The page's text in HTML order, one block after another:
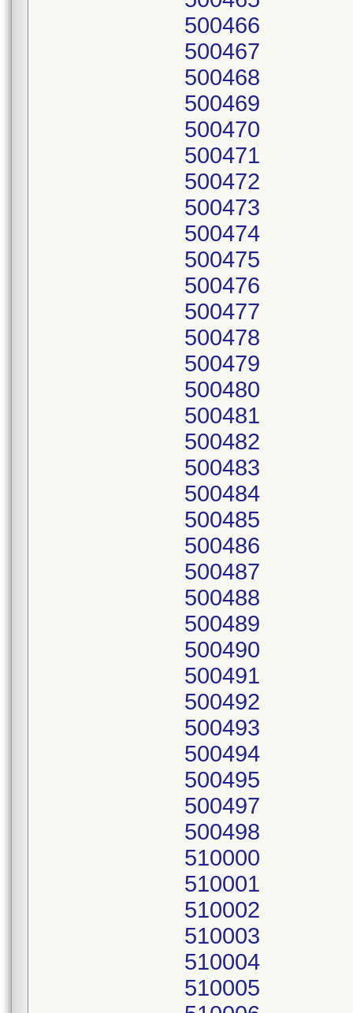
500466
500467
500468
500469
500470
500471
500472
500473
500474
500475
500476
500477
500478
500479
500480
500481
500482
500483
500484
500485
500486
500487
500488
500489
500490
500491
500492
500493
500494
500495
500497
500498
510000
510001
510002
510003
510004
510005